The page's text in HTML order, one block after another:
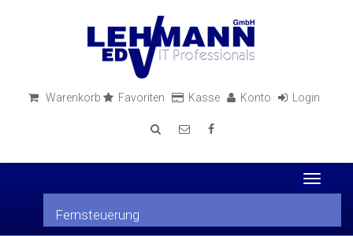
Warenkorb Favoriten Kasse Konto Login
Toggle
Fernsteuerung